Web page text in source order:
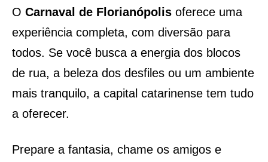
O Carnaval de Florianópolis oferece uma
experiência completa, com diversão para
todos. Se você busca a energia dos blocos
de rua, a beleza dos desfiles ou um ambiente
mais tranquilo, a capital catarinense tem tudo
a oferecer.
Prepare a fantasia, chame os amigos e